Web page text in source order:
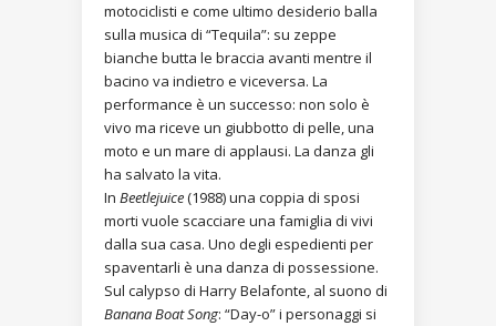
motociclisti e come ultimo desiderio balla
sulla musica di “Tequila”: su zeppe
bianche butta le braccia avanti mentre il
bacino va indietro e viceversa. La
performance è un successo: non solo è
vivo ma riceve un giubbotto di pelle, una
moto e un mare di applausi. La danza gli
ha salvato la vita.
In Beetlejuice(1988) una coppia di sposi
morti vuole scacciare una famiglia di vivi
dalla sua casa. Uno degli espedienti per
spaventarli è una danza di possessione.
Sul calypso di Harry Belafonte, al suono di
Banana Boat Song: “Day-o” i personaggi si